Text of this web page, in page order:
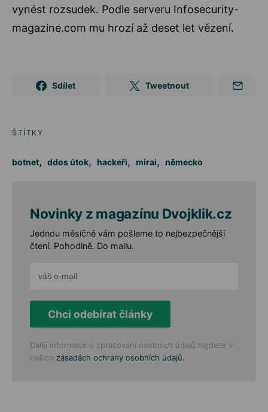
vynést rozsudek. Podle serveru Infosecurity-
magazine.com mu hrozí až deset let vězení.
Sdílet Tweetnout
ŠTÍTKY
botnet, ddos útok, hackeři, mirai, německo
Novinky z magazínu Dvojklik.cz
Jednou měsíčně vám pošleme to nejbezpečnější
čtení. Pohodlně. Do mailu.
Chci odebírat články
Další informace o zpracování osobních údajů najdete v
našich zásadách ochrany osobních údajů.